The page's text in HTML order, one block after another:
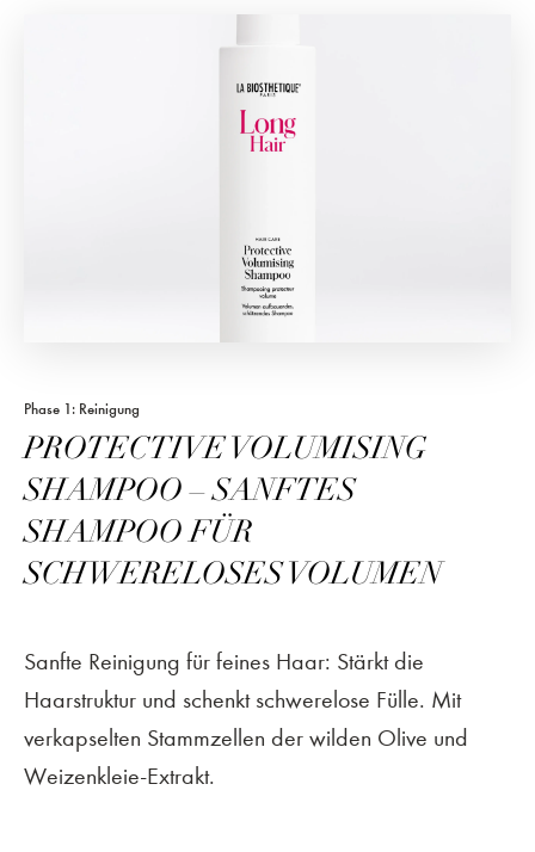
Phase 1: Reinigung
PROTECTIVE VOLUMISING
SHAMPOO – SANFTES
SHAMPOO FÜR
SCHWERELOSES VOLUMEN
Sanfte Reinigung für feines Haar: Stärkt die
Haarstruktur und schenkt schwerelose Fülle. Mit
verkapselten Stammzellen der wilden Olive und
Weizenkleie-Extrakt.